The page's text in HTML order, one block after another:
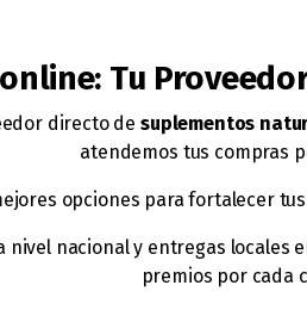
Tu
directo de suplementos
atendemos tus compras
opciones para fortalecer tus
nivel nacional y entregas locales
premios por cada